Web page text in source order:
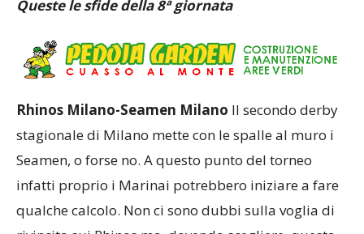
Queste le sfide della 8ª giornata
Rhinos Milano-Seamen MilanoIl secondo derby
stagionale di Milano mette con le spalle al muro i
Seamen, o forse no. A questo punto del torneo